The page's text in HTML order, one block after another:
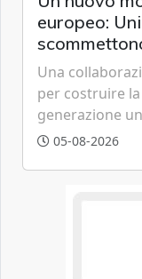
europeo:
tecnologica
Una
per costruire
generazione
artificiale.
05-08-2026